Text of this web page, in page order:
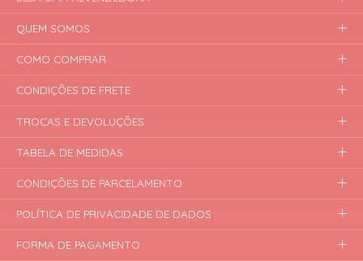
QUEM SOMOS
COMO COMPRAR
CONDIÇÕES DE FRETE
TROCAS E DEVOLUÇÕES
TABELA DE MEDIDAS
CONDIÇÕES DE PARCELAMENTO
POLÍTICA DE PRIVACIDADE DE DADOS
FORMA DE PAGAMENTO